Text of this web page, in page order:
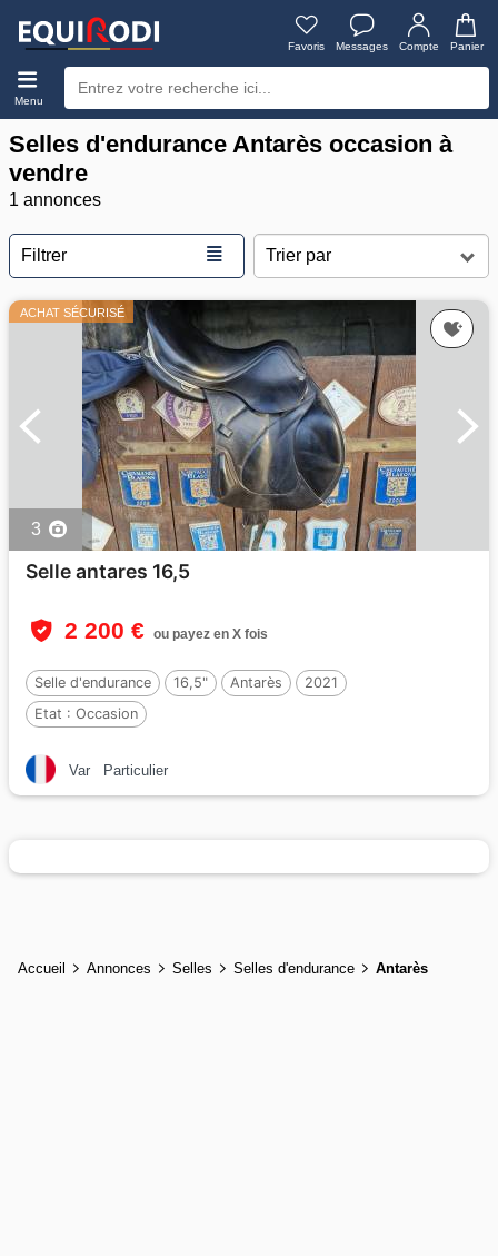
Favoris Messages Compte Panier
Menu
Selles d'endurance Antarès occasion à
vendre
1 annonces
Filtrer ≣
ACHAT SÉCURISÉ
3
Selle antares 16,5
2 200 € ou payez en X fois
Selle d'endurance 16,5" Antarès
2021
Etat : Occasion
Var Particulier
Accueil Annonces Selles Selles d'endurance Antarès